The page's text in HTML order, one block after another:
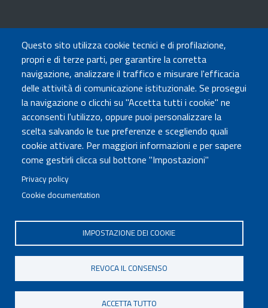
Questo sito utilizza cookie tecnici e di profilazione,
propri e di terze parti, per garantire la corretta
navigazione, analizzare il traffico e misurare l'efficacia
delle attività di comunicazione istituzionale. Se prosegui
la navigazione o clicchi su "Accetta tutti i cookie" ne
acconsenti l'utilizzo, oppure puoi personalizzare la
scelta salvando le tue preferenze e scegliendo quali
cookie attivare. Per maggiori informazioni e per sapere
come gestirli clicca sul bottone "Impostazioni"
Privacy policy
Cookie documentation
IMPOSTAZIONE DEI COOKIE
REVOCA IL CONSENSO
ACCETTA TUTTO
TRASPARENZA
Amministrazione Trasparente
Atti di notifica
Albo online
Concorsi
COMUNICA CON NOI
Urp
Posta elettronica certificata
Sedi e contatti
Governo Italiano
Tutti i diritti riservati © 2020
MENU
Mappa del sito
Cookie settings